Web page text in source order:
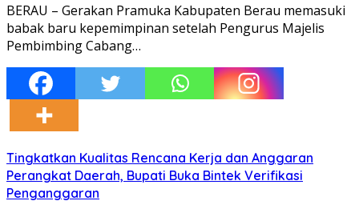
BERAU – Gerakan Pramuka Kabupaten Berau memasuki
babak baru kepemimpinan setelah Pengurus Majelis
Pembimbing Cabang…
Tingkatkan Kualitas Rencana Kerja dan Anggaran
Perangkat Daerah, Bupati Buka Bintek Verifikasi
Penganggaran